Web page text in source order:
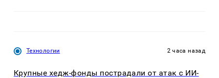
Технологии 2 часа назад
Крупные хедж-фонды пострадали от атак с ИИ-